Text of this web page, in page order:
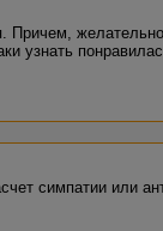
Причем,
узнать
симпатии или